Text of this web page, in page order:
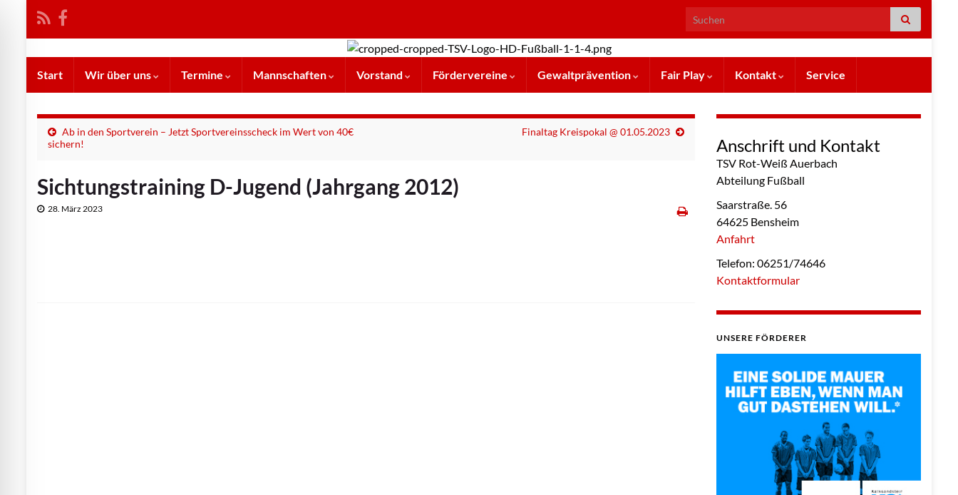
Search for:
Start Wir über uns Termine Mannschaften Vorstand Fördervereine Gewaltprävention Fair Play Kontakt Service
Ab in den Sportverein – Jetzt Sportvereinsscheck im Wert von 40€
sichern!
Finaltag Kreispokal @ 01.05.2023
Sichtungstraining D-Jugend (Jahrgang 2012)
28. März 2023
Anschrift und Kontakt
TSV Rot-Weiß Auerbach
Abteilung Fußball
Saarstraße. 56
64625 Bensheim
Anfahrt
Telefon: 06251/74646
Kontaktformular
UNSERE FÖRDERER